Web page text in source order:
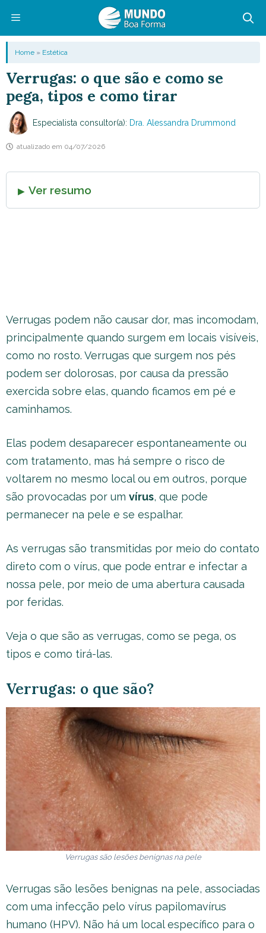
conteúdo
Menu
Home » Estética
Verrugas: o que são e como se
pega, tipos e como tirar
Especialista consultor(a): Dra. Alessandra Drummond
atualizado em 04/07/2026
Ver resumo
Verrugas podem não causar dor, mas incomodam,
principalmente quando surgem em locais visíveis,
como no rosto. Verrugas que surgem nos pés
podem ser dolorosas, por causa da pressão
exercida sobre elas, quando ficamos em pé e
caminhamos.
Elas podem desaparecer espontaneamente ou
com tratamento, mas há sempre o risco de
voltarem no mesmo local ou em outros, porque
são provocadas por um vírus, que pode
permanecer na pele e se espalhar.
As verrugas são transmitidas por meio do contato
direto com o vírus, que pode entrar e infectar a
nossa pele, por meio de uma abertura causada
por feridas.
Veja o que são as verrugas, como se pega, os
tipos e como tirá-las.
Verrugas: o que são?
Verrugas são lesões benignas na pele
Verrugas são lesões benignas na pele, associadas
com uma infecção pelo vírus papilomavírus
humano (HPV). Não há um local específico para o